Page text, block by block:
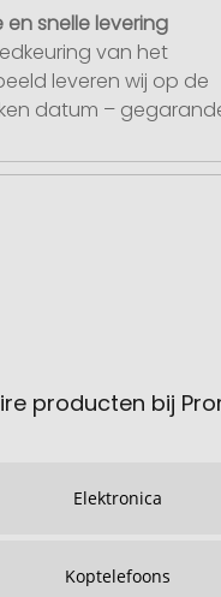
en snelle levering
van het
leveren wij op de
datum –
producten bij
Elektronica
Koptelefoons